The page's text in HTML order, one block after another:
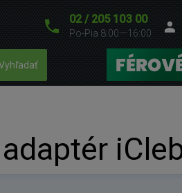
02 / 205 103 00
Po-Pia 8:00—16:00